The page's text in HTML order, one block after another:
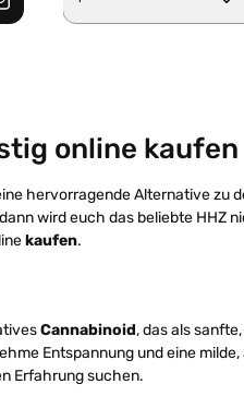
online kaufen
hervorragende Alternative zu
wird euch das beliebte
kaufen.
Cannabinoid, das als
Entspannung und eine
Erfahrung suchen.